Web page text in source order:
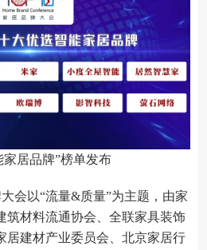
家居品牌”榜单发布
会以“流量&质量”为主题，由家
筑材料流通协会、全联家具装饰
居建材产业委员会、北京家居行